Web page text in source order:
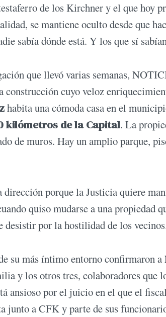
de los Kirchner y el que hoy
se mantiene oculto desde que
sabía dónde está. Y los que sí
que llevó varias semanas,
construcción cuyo veloz
habita una cómoda casa en el
kilómetros de la Capital. La
de muros. Hay un amplio parque,
porque la Justicia quiere
quiso mudarse a una propiedad
desistir por la hostilidad de los
su más íntimo entorno confirmaron a
y los otros tres, colaboradores
ansioso por el juicio en el que el
junto a CFK y parte de sus